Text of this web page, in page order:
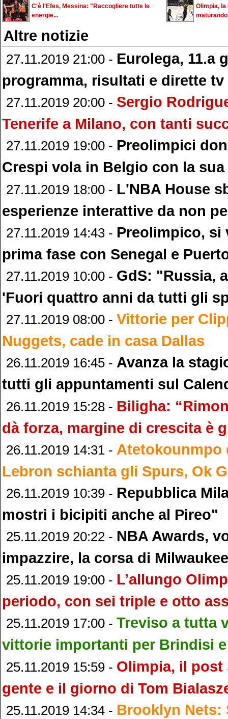
C'è l'Efes, Messina: "Raccogliere tutte le
energie...
Olimpia,
Altre notizie
27.11.2019 21:00 - Eurolega, 11.a
programma, risultati e dirette
27.11.2019 20:00 - Sergio
Tenerife a Milano, con tanti
27.11.2019 19:00 - Preolimpici
Crespi vola in Belgio con la sua
27.11.2019 18:00 - L'NBA House
esperienze interattive da non
27.11.2019 14:43 - Preolimpico, si
prima fase con Senegal e
27.11.2019 10:00 - GdS: "Russia,
'Fuori quattro anni da tutti gli
27.11.2019 08:00 - Vittorie per
Nuggets, cade in casa Dallas
26.11.2019 16:45 - Avanza la
tutti gli appuntamenti sul
26.11.2019 15:28 - Biligha:
dà forza, margine di crescita è
26.11.2019 14:31 - Atetokounmpo
Lebron schianta gli Spurs, Ok
26.11.2019 10:39 - Repubblica
mostri i bicipiti anche al Pireo"
25.11.2019 20:22 - NBA Awards,
impazzire, la corsa di Milwaukee
25.11.2019 19:00 - L’allungo
periodo, con sei triple e otto
25.11.2019 17:00 - Treviso a tutta
vittorie importanti per Brindisi
25.11.2019 15:59 - Olimpia, il post
gente e il giorno di Tom
25.11.2019 14:34 - Brooklyn Nets: